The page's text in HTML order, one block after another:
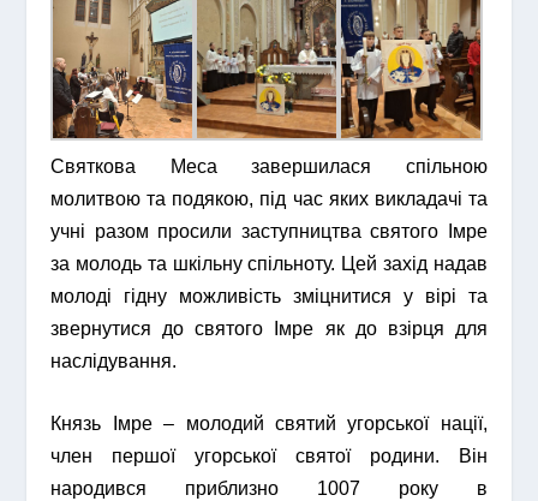
Святкова Меса завершилася спільною
молитвою та подякою, під час яких викладачі та
учні разом просили заступництва святого Імре
за молодь та шкільну спільноту. Цей захід надав
молоді гідну можливість зміцнитися у вірі та
звернутися до святого Імре як до взірця для
наслідування.
Князь Імре – молодий святий угорської нації,
член першої угорської святої родини. Він
народився приблизно 1007 року в